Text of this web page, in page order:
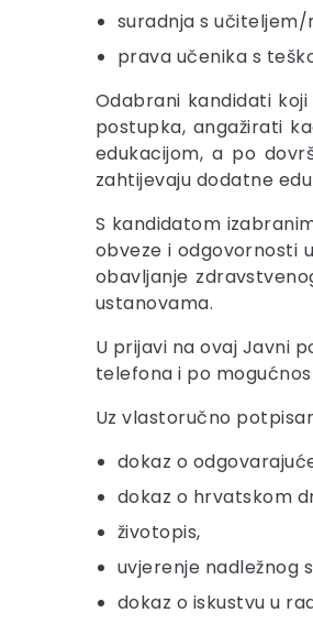
suradnja s
prava učenika s
Odabrani kandidati
postupka, angažirati
edukacijom, a po
zahtijevaju dodatne
S kandidatom
obveze i odgovornosti
obavljanje
ustanovama.
U prijavi na ovaj Javni
telefona i po
Uz vlastoručno
dokaz o
dokaz o hrvatskom
životopis,
uvjerenje nadležnog
dokaz o iskustvu u